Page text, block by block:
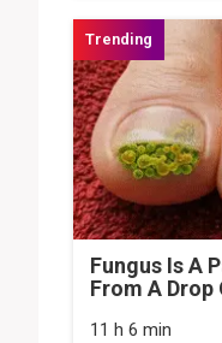
Fungus Is A
From A Drop
11 h 6 min